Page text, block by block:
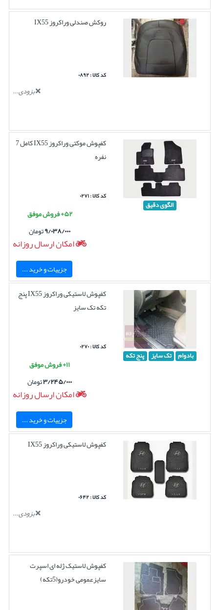
روکش صندلی وراکروز IX55
کد کالا : ۰۸۹۲
بزودی...
الگوی دقیق
کفپوش موکتی وراکروز IX55 کامل 7
نفره
کد کالا : ۰۲۷۱
۵۲+ فروش موفق
۹/۰۳۸/۰۰۰تومان
امکان ارسال روزانه
جزییات و خرید ...
بادوام تک سایز پنج تکه
کفپوش لاستیکی وراکروز IX55 پنج
تکه تک سایز
کد کالا : ۰۲۷۰
۱۱+ فروش موفق
۳/۲۴۵/۰۰۰تومان
امکان ارسال روزانه
جزییات و خرید ...
کفپوش لاستیکی وراکروز IX55
کد کالا : ۰۶۴۲
بزودی...
کفپوش لاستیک ژله ای اسپرت
سایزعمومی خودرو(5تکه)